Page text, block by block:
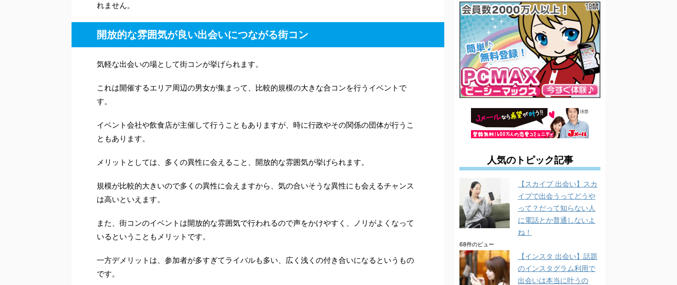
れません。
開放的な雰囲気が良い出会いにつながる街コン
気軽な出会いの場として街コンが挙げられます。
これは開催するエリア周辺の男女が集まって、比較的規模の大きな合コンを行うイベントで
す。
イベント会社や飲食店が主催して行うこともありますが、時に行政やその関係の団体が行うこ
ともあります。
メリットとしては、多くの異性に会えること、開放的な雰囲気が挙げられます。
規模が比較的大きいので多くの異性に会えますから、気の合いそうな異性にも会えるチャンス
は高いといえます。
また、街コンのイベントは開放的な雰囲気で行われるので声をかけやすく、ノリがよくなって
いるということもメリットです。
一方デメリットは、参加者が多すぎてライバルも多い、広く浅くの付き合いになるというもの
です。
人気のトピック記事
【スカイプ 出会い】スカ
イプで出会うってどうや
って？だって知らない人
に電話とか普通しないよ
ね！
68件のビュー
【インスタ 出会い】話題
のインスタグラム利用で
出会いは本当に叶うの